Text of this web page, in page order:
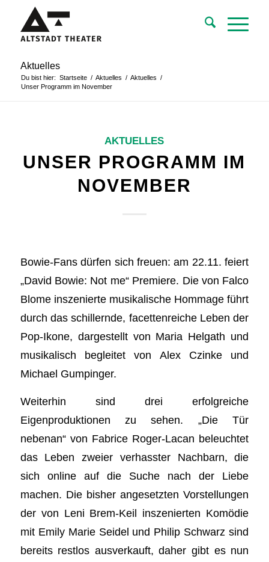
Aktuelles
Du bist hier: Startseite / Aktuelles / Aktuelles /
Unser Programm im November
AKTUELLES
UNSER PROGRAMM IM
NOVEMBER
Bowie-Fans dürfen sich freuen: am 22.11. feiert
„David Bowie: Not me“ Premiere. Die von Falco
Blome inszenierte musikalische Hommage führt
durch das schillernde, facettenreiche Leben der
Pop-Ikone, dargestellt von Maria Helgath und
musikalisch begleitet von Alex Czinke und
Michael Gumpinger.
Weiterhin sind drei erfolgreiche
Eigenproduktionen zu sehen. „Die Tür
nebenan“ von Fabrice Roger-Lacan beleuchtet
das Leben zweier verhasster Nachbarn, die
sich online auf die Suche nach der Liebe
machen. Die bisher angesetzten Vorstellungen
der von Leni Brem-Keil inszenierten Komödie
mit Emily Marie Seidel und Philip Schwarz sind
bereits restlos ausverkauft, daher gibt es nun